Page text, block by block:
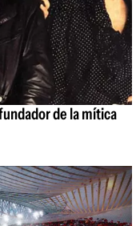
de la mítica